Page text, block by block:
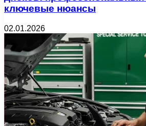
ключевые нюансы
02.01.2026